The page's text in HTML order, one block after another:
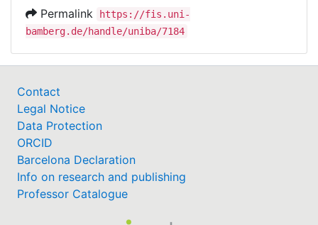
Permalink
https://fis.uni-
bamberg.de/handle/uniba/7184
Contact
Legal Notice
Data Protection
ORCID
Barcelona Declaration
Info on research and publishing
Professor Catalogue